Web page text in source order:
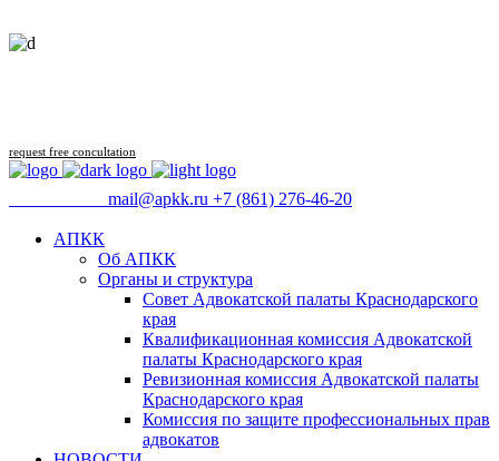
request free concultation
mail@apkk.ru +7 (861) 276-46-20
АПКК
Об АПКК
Органы и структура
Совет Адвокатской палаты Краснодарского
края
Квалификационная комиссия Адвокатской
палаты Краснодарского края
Ревизионная комиссия Адвокатской палаты
Краснодарского края
Комиссия по защите профессиональных прав
адвокатов